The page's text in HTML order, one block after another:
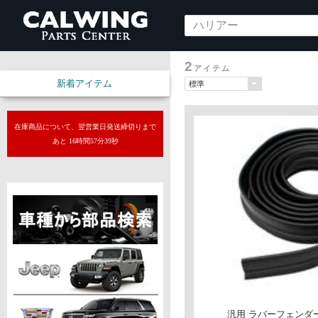
新着アイテム
在庫商品について、翌営業日発送締切りまで
あと 16時間57分38秒
2 アイテム
汎用 ラバーフェンダ